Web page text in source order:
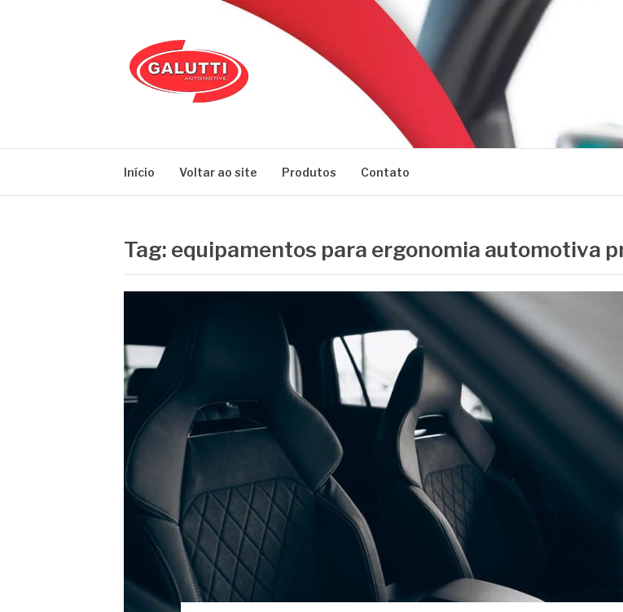
Início Voltar ao site Produtos Contato
Tag: equipamentos para ergonomia automotiva